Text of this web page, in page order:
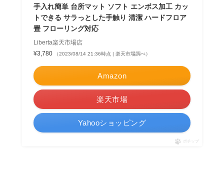
手入れ簡単 台所マット ソフト エンボス加工 カッ
トできる サラっとした手触り 清潔 ハードフロア
畳 フローリング対応
Liberta楽天市場店
¥3,780
（2023/08/14 21:36時点 | 楽天市場調べ）
Amazon
楽天市場
Yahooショッピング
ポチップ